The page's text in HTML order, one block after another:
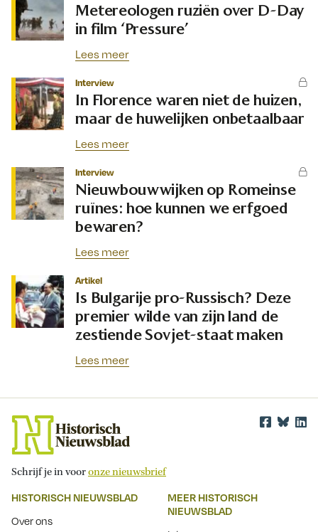
Metereologen ruziën over D-Day
in film ‘Pressure’
Lees meer
Interview
In Florence waren niet de huizen,
maar de huwelijken onbetaalbaar
Lees meer
Interview
Nieuwbouwwijken op Romeinse
ruïnes: hoe kunnen we erfgoed
bewaren?
Lees meer
Artikel
Is Bulgarije pro-Russisch? Deze
premier wilde van zijn land de
zestiende Sovjet-staat maken
Lees meer
Schrijf je in vooronze nieuwsbrief
HISTORISCH NIEUWSBLAD
Over ons
MEER HISTORISCH
NIEUWSBLAD